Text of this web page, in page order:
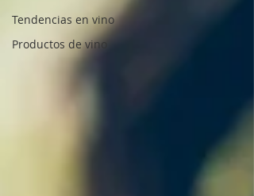
Tendencias en vino
Productos de vino